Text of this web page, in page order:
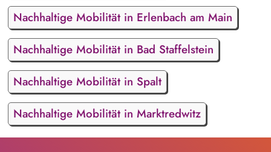
Nachhaltige Mobilität in Erlenbach am Main
Nachhaltige Mobilität in Bad Staffelstein
Nachhaltige Mobilität in Spalt
Nachhaltige Mobilität in Marktredwitz